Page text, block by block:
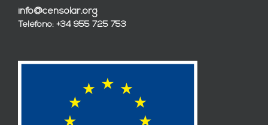
info@censolar.org
Teléfono: +34 955 725 753